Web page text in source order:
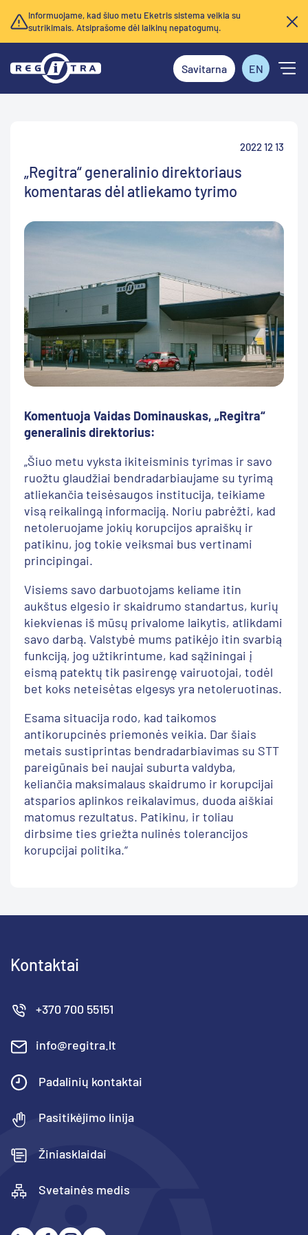
Informuojame, kad šiuo metu Eketris sistema veikia su
sutrikimais. Atsiprašome dėl laikinų nepatogumų.
Savitarna EN
2022 12 13
„Regitra“ generalinio direktoriaus
komentaras dėl atliekamo tyrimo
Komentuoja Vaidas Dominauskas, „Regitra“
generalinis direktorius:
„Šiuo metu vyksta ikiteisminis tyrimas ir savo
ruožtu glaudžiai bendradarbiaujame su tyrimą
atliekančia teisėsaugos institucija, teikiame
visą reikalingą informaciją. Noriu pabrėžti, kad
netoleruojame jokių korupcijos apraiškų ir
patikinu, jog tokie veiksmai bus vertinami
principingai.
Visiems savo darbuotojams keliame itin
aukštus elgesio ir skaidrumo standartus, kurių
kiekvienas iš mūsų privalome laikytis, atlikdami
savo darbą. Valstybė mums patikėjo itin svarbią
funkciją, jog užtikrintume, kad sąžiningai į
eismą patektų tik pasirengę vairuotojai, todėl
bet koks neteisėtas elgesys yra netoleruotinas.
Esama situacija rodo, kad taikomos
antikorupcinės priemonės veikia. Dar šiais
metais sustiprintas bendradarbiavimas su STT
pareigūnais bei naujai suburta valdyba,
keliančia maksimalaus skaidrumo ir korupcijai
atsparios aplinkos reikalavimus, duoda aiškiai
matomus rezultatus. Patikinu, ir toliau
dirbsime ties griežta nulinės tolerancijos
korupcijai politika.“
Kontaktai
+370 700 55151
info@regitra.lt
Padalinių kontaktai
Pasitikėjimo linija
Žiniasklaidai
Svetainės medis